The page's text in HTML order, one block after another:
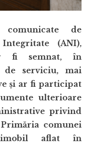
de
(ANI),
fi semnat, în
de serviciu, mai
și ar fi participat
ulterioare
privind
comunei
aflat în